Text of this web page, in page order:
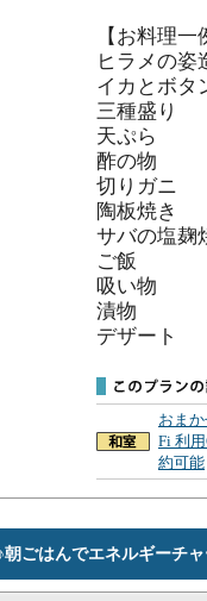
【お料理一
ヒラメの
イカとボタ
三種盛り
天ぷら
酢の物
切りガニ
陶板焼き
サバの塩麹
ご飯
吸い物
漬物
デザート
おま
Fi 利
約可能
ごはんでエネルギーチ